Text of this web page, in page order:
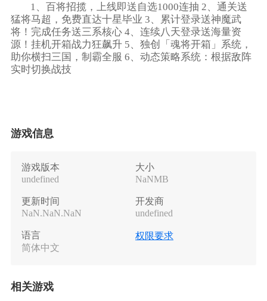
1、百将招揽，上线即送自选1000连抽 2、通关送
猛将马超，免费直达十星毕业 3、累计登录送神魔武
将！完成任务送三系核心 4、连续八天登录送海量资
源！挂机开箱战力狂飙升 5、独创「魂将开箱」系统，
助你横扫三国，制霸全服 6、动态策略系统：根据敌阵
实时切换战技
游戏信息
游戏版本
undefined
大小
NaNMB
更新时间
NaN.NaN.NaN
开发商
undefined
语言
简体中文
权限要求
相关游戏